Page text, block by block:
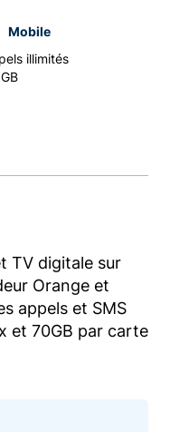
Mobile
illimités
TV digitale sur
Orange et
appels et SMS
et 70GB par carte